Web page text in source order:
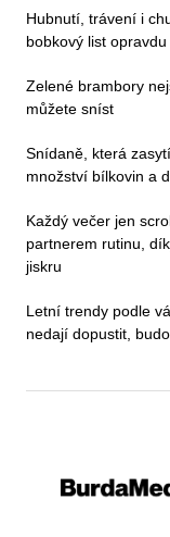
Hubnutí, trávení i
bobkový list
Zelené brambory
můžete sníst
Snídaně, která
množství bílkovin a
Každý večer jen
partnerem rutinu,
jiskru
Letní trendy podle
nedají dopustit,